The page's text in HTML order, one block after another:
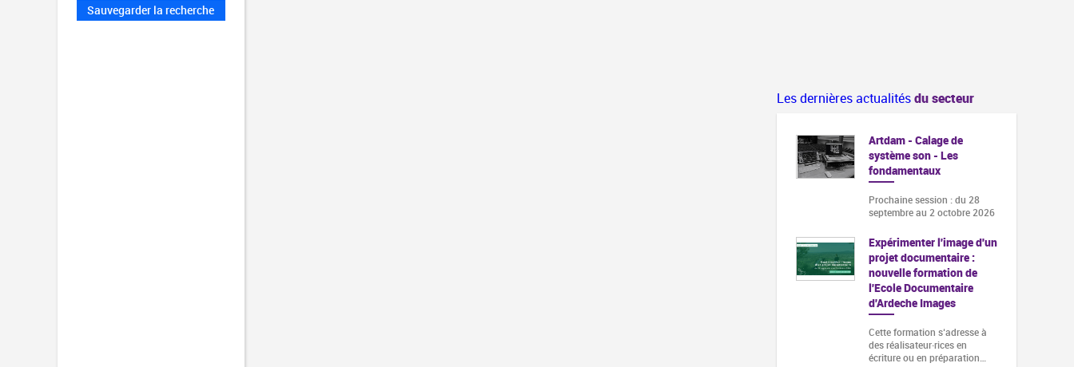
Sauvegarder la recherche
Les dernières actualitésdu secteur
Artdam - Calage de
système son - Les
fondamentaux
Prochaine session : du 28
septembre au 2 octobre 2026
Expérimenter l'image d'un
projet documentaire :
nouvelle formation de
l'Ecole Documentaire
d'Ardeche Images
Cette formation s‘adresse à
des réalisateur·rices en
écriture ou en préparation…